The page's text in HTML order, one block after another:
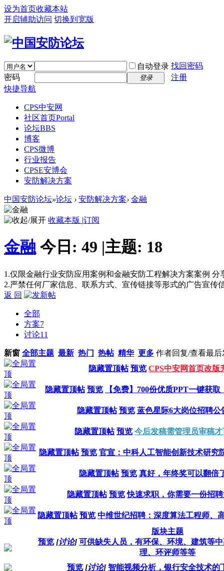
设为首页收藏本站
开启辅助访问 切换到宽版
自动登录 找回密码
密码
登录
注册
快捷导航
CPS中安网
社区首页Portal
论坛BBS
博客
CPS微博
行业报告
CPSE安博会
安防解决方案
中国安防论坛»论坛 › 安防解决方案› 金融
收藏本版 |订阅
金融 今日: 49 |主题: 18
1.仅限金融行业安防应用案例和金融安防工程解决方案案例 分
2.严禁任何厂家信息、联系方式、宣传链接等形式的广告宣传
返 回
全部
方案7
讨论11
新窗 全部主题 最新 热门 热帖 精华 更多 作者回复/查看最后
隐藏置顶帖 预览 CPS中安网首页改版
隐藏置顶帖 预览 【免费】700份优质PPT一键获
隐藏置顶帖 预览 蓝色星际6大岗位招聘公
隐藏置顶帖 预览 今后发稿需管理员审稿
隐藏置顶帖 预览 官宣：中科人工智能创新技术研究
隐藏置顶帖 预览 真好，年终奖可以翻倍
隐藏置顶帖 预览 快速求职，你需要一份招
隐藏置顶帖 预览 中维世纪招聘：深度算法工程师、
版块主题
预览 [讨论] 可供缺失人员，有环保、环境、建筑等
理、环评师等等
预览 [讨论] 智能视频分析，银行安全技术的